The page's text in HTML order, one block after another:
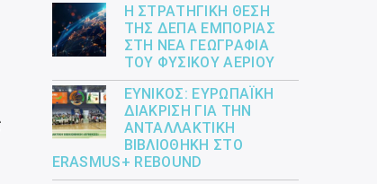
Η ΣΤΡΑΤΗΓΙΚΉ ΘΈΣΗ
ΤΗΣ ΔΕΠΑ ΕΜΠΟΡΊΑΣ
ΣΤΗ ΝΈΑ ΓΕΩΓΡΑΦΊΑ
ΤΟΥ ΦΥΣΙΚΟΎ ΑΕΡΊΟΥ
ΕΎΝΙΚΟΣ: ΕΥΡΩΠΑΪΚΉ
ΔΙΆΚΡΙΣΗ ΓΙΑ ΤΗΝ
ΑΝΤΑΛΛΑΚΤΙΚΉ
ΒΙΒΛΙΟΘΉΚΗ ΣΤΟ
ERASMUS+ REBOUND